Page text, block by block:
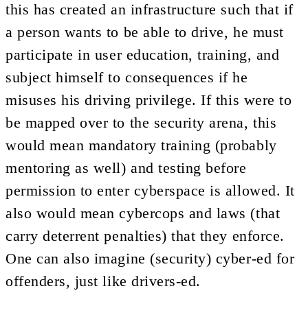
this has created an infrastructure such that if
a person wants to be able to drive, he must
participate in user education, training, and
subject himself to consequences if he
misuses his driving privilege. If this were to
be mapped over to the security arena, this
would mean mandatory training (probably
mentoring as well) and testing before
permission to enter cyberspace is allowed. It
also would mean cybercops and laws (that
carry deterrent penalties) that they enforce.
One can also imagine (security) cyber-ed for
offenders, just like drivers-ed.